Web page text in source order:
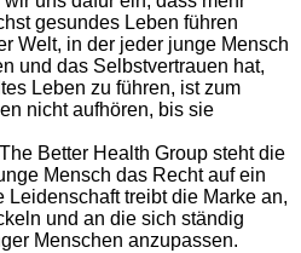
gesundes Leben führen
Welt, in der jeder junge Mensch
und das Selbstvertrauen hat,
Leben zu führen, ist zum
nicht aufhören, bis sie
Better Health Group steht die
Mensch das Recht auf ein
treibt die Marke an,
und an die sich ständig
Menschen anzupassen.